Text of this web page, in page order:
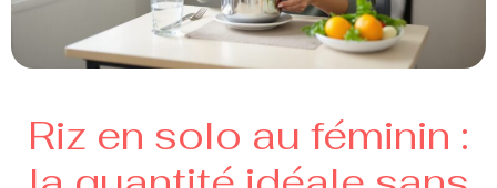
Riz en solo au féminin :